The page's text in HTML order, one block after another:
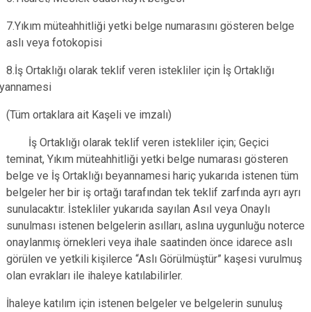
7.Yıkım müteahhitliği yetki belge numarasını gösteren belge
aslı veya fotokopisi
8.İş Ortaklığı olarak teklif veren istekliler için İş Ortaklığı
(Tüm ortaklara ait Kaşeli ve imzalı)
İş Ortaklığı olarak teklif veren istekliler için; Geçici
teminat, Yıkım müteahhitliği yetki belge numarası gösteren
belge ve İş Ortaklığı beyannamesi hariç yukarıda istenen tüm
belgeler her bir iş ortağı tarafından tek teklif zarfında ayrı ayrı
sunulacaktır. İstekliler yukarıda sayılan Asıl veya Onaylı
sunulması istenen belgelerin asılları, aslına uygunluğu noterce
onaylanmış örnekleri veya ihale saatinden önce idarece aslı
görülen ve yetkili kişilerce “Aslı Görülmüştür” kaşesi vurulmuş
olan evrakları ile ihaleye katılabilirler.
İhaleye katılım için istenen belgeler ve belgelerin sunuluş